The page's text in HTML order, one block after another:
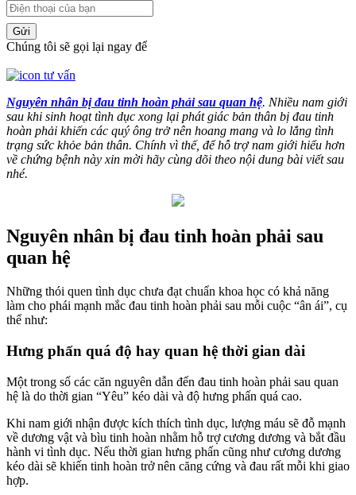
Gửi
Chúng tôi sẽ gọi lại ngay để
Nguyên nhân bị đau tinh hoàn phải sau quan hệ. Nhiều nam giới
sau khi sinh hoạt tình dục xong lại phát giác bản thân bị đau tinh
hoàn phải khiến các quý ông trở nên hoang mang và lo lắng tình
trạng sức khỏe bản thân. Chính vì thế, để hỗ trợ nam giới hiểu hơn
về chứng bệnh này xin mời hãy cùng dõi theo nội dung bài viết sau
nhé.
Nguyên nhân bị đau tinh hoàn phải sau
quan hệ
Những thói quen tình dục chưa đạt chuẩn khoa học có khả năng
làm cho phái mạnh mắc đau tinh hoàn phải sau mỗi cuộc “ân ái”, cụ
thể như:
Hưng phấn quá độ hay quan hệ thời gian dài
Một trong số các căn nguyên dẫn đến đau tinh hoàn phải sau quan
hệ là do thời gian “Yêu” kéo dài và độ hưng phấn quá cao.
Khi nam giới nhận được kích thích tình dục, lượng máu sẽ đỗ mạnh
về dương vật và bìu tinh hoàn nhằm hỗ trợ cương dương và bắt đầu
hành vi tình dục. Nếu thời gian hưng phấn cũng như cương dương
kéo dài sẽ khiến tinh hoàn trở nên căng cứng và đau rất mỗi khi giao
hợp.